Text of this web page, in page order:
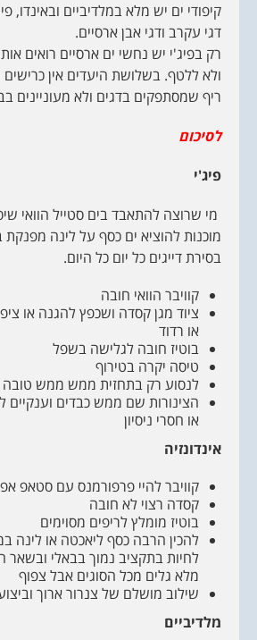
קיפודי ים יש מלא במלדיביים ובאינדו,
דגי עקרב ודגי אבן ארסיים.
רק בפיג'י יש נחשי ים ארסיים רואים
ולא ללטף. בשלושת היעדים אין
ריף שמסתפקים בדגים ולא מעוניינים
לסיכום
פיג'י
מי שרוצה להתאבד בים סטייל הוואי
מוכנות להוציא ים כסף על לינה
בסירת דייגים כל יום כל היום.
קוויבר הוואי חובה
ציוד מגן קסדה ושכפץ להגנה או
או רדוד
בוטיז חובה לגלישה בשפל
טיסה יקרה בטירוף
לנסוע רק בתחזית ממש ממש טובה
הצינורות שם ממש כבדים
או חסרי ניסיון
אינדונזיה
קוויבר להיי פרפורמנס עם סטאפ
קסדה רצוי לא חובה
בוטיז מומלץ לריפים מסוימים
להכין הרבה כסף ליאכטה או לינה
לחיות בתקציב נמוך בבאלי ובשאר
מלא גלים מכל הסוגים אבל צפוף
שילוב מושלם של צנרור ארוך
מלדיביים